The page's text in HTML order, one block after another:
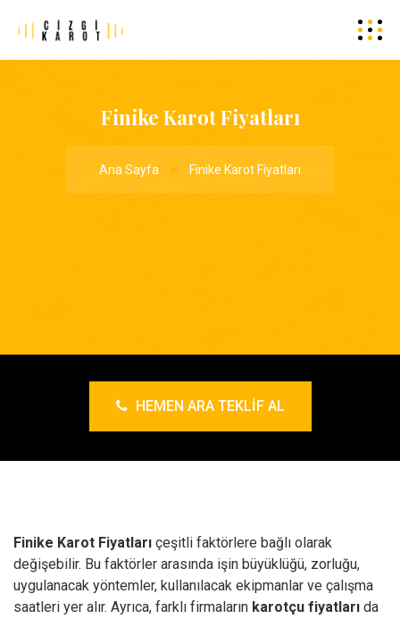
Finike Karot Fiyatları
Ana Sayfa Finike Karot Fiyatları
HEMEN ARA TEKLIF AL
Finike Karot Fiyatları çeşitli faktörlere bağlı olarak
değişebilir. Bu faktörler arasında işin büyüklüğü, zorluğu,
uygulanacak yöntemler, kullanılacak ekipmanlar ve çalışma
saatleri yer alır. Ayrıca, farklı firmaların karotçu fiyatları da